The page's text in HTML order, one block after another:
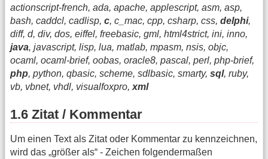
actionscript-french, ada, apache, applescript, asm, asp,
bash, caddcl, cadlisp, c, c_mac, cpp, csharp, css, delphi,
diff, d, div, dos, eiffel, freebasic, gml, html4strict, ini, inno,
java, javascript, lisp, lua, matlab, mpasm, nsis, objc,
ocaml, ocaml-brief, oobas, oracle8, pascal, perl, php-brief,
php, python, qbasic, scheme, sdlbasic, smarty, sql, ruby,
vb, vbnet, vhdl, visualfoxpro, xml
1.6 Zitat / Kommentar
Um einen Text als Zitat oder Kommentar zu kennzeichnen,
wird das „größer als“ - Zeichen folgendermaßen